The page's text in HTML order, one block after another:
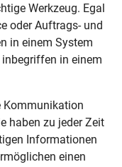
Werkzeug. Egal
oder Auftrags- und
in einem System
in einem
Kommunikation
haben zu jeder Zeit
Informationen
einen